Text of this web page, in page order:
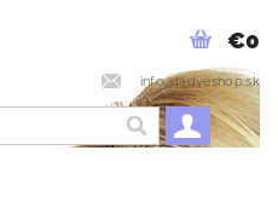
info@ladyeshop.sk
€0